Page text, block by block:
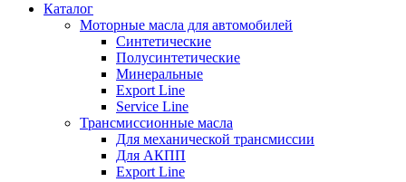
Каталог
Моторные масла для автомобилей
Синтетические
Полусинтетические
Минеральные
Export Line
Service Line
Трансмиссионные масла
Для механической трансмиссии
Для АКПП
Export Line